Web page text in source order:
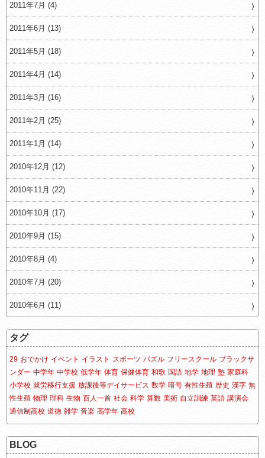
2011年7月 (4)
2011年6月 (13)
2011年5月 (18)
2011年4月 (14)
2011年3月 (16)
2011年2月 (25)
2011年1月 (14)
2010年12月 (12)
2010年11月 (22)
2010年10月 (17)
2010年9月 (15)
2010年8月 (4)
2010年7月 (20)
2010年6月 (11)
タグ
29 おでかけ イベント イラスト スポーツ パズル フリースクール ブラックサ
ンダー 中学年 中学校 低学年 体育 保健体育 和歌 国語 地学 地理 塾 家庭科
小学校 就労移行支援 放課後等デイサービス 数学 暗号 有性生殖 歴史 漢字 無
性生殖 物理 理科 生物 百人一首 社会 科学 算数 美術 自立訓練 英語 講演会
通信制高校 道徳 雑学 音楽 高学年 高校
BLOG